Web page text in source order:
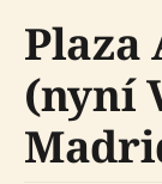
Plaza
(nyní